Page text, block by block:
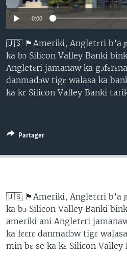
0:00
🇺🇸 🏴󠁧󠁢󠁥󠁮󠁧󠁿Ameriki, Angletɛri b’a
ka bɔ Silicon Valley Banki
Angletɛri jamanaw ka
danmadɔw tigɛ walasa ka
ka kɛ Silicon Valley Banki
Partager
🇺🇸 🏴󠁧󠁢󠁥󠁮󠁧󠁿Ameriki, Angletɛri b’a
ka bɔ Silicon Valley Banki
ameriki ani Angletɛri
ka fɛɛrɛ danmadɔw tigɛ
min bɛ se ka kɛ Silicon Valley